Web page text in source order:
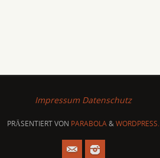
Impressum Datenschutz
PRÄSENTIERT VON PARABOLA&WORDPRESS.